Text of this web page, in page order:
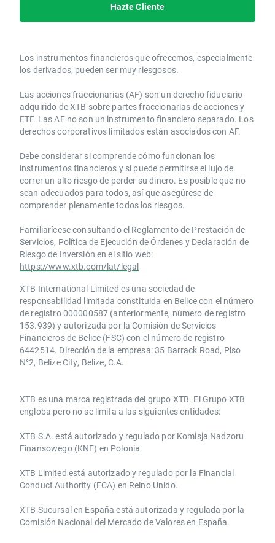
Hazte Cliente
Los instrumentos financieros que ofrecemos, especialmente
los derivados, pueden ser muy riesgosos.
Las acciones fraccionarias (AF) son un derecho fiduciario
adquirido de XTB sobre partes fraccionarias de acciones y
ETF. Las AF no son un instrumento financiero separado. Los
derechos corporativos limitados están asociados con AF.
Debe considerar si comprende cómo funcionan los
instrumentos financieros y si puede permitirse el lujo de
correr un alto riesgo de perder su dinero. Es posible que no
sean adecuados para todos, así que asegúrese de
comprender plenamente todos los riesgos.
Familiarícese consultando el Reglamento de Prestación de
Servicios, Política de Ejecución de Órdenes y Declaración de
Riesgo de Inversión en el sitio web:
https://www.xtb.com/lat/legal
XTB International Limited es una sociedad de
responsabilidad limitada constituida en Belice con el número
de registro 000000587 (anteriormente, número de registro
153.939) y autorizada por la Comisión de Servicios
Financieros de Belice (FSC) con el número de registro
6442514. Dirección de la empresa: 35 Barrack Road, Piso
N°2, Belize City, Belize, C.A.
​​XTB es una marca registrada del grupo XTB. El Grupo XTB
engloba pero no se limita a las siguientes entidades:
XTB S.A.​ está autorizado y regulado por Komisja Nadzoru
Finansowego (KNF) ​en Polonia.
XTB Limited ​está autorizado y regulado por la ​Financial
Conduct Authority ​(FCA) en ​​Reino Unido.
XTB Sucursal en España está autorizada y regulada por la
Comisión Nacional del Mercado de Valores en España.